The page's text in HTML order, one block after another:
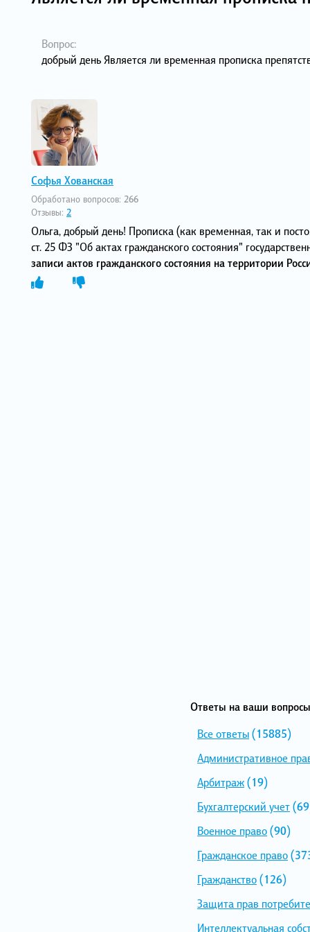
Вопрос:
добрый день Является ли временная прописка
Софья Хованская
Обработано вопросов: 266
Отзывы: 2
Ольга, добрый день! Прописка (как временная, так и
ст. 25 ФЗ "Об актах гражданского состояния"
записи актов гражданского состояния на территории
Ответы на ваши
Все ответы(15885)
Административное
Арбитраж(19)
Бухгалтерский учет
Военное право(90)
Гражданское право
Гражданство(126)
Защита прав
Интеллектуальная